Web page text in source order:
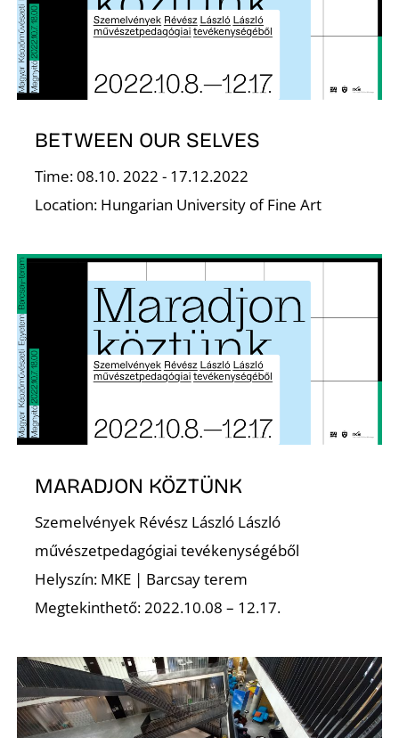
BETWEEN OUR SELVES
Time: 08.10. 2022 - 17.12.2022
Location: Hungarian University of Fine Art
MARADJON KÖZTÜNK
Szemelvények Révész László László
művészetpedagógiai tevékenységéből
Helyszín: MKE | Barcsay terem
Megtekinthető: 2022.10.08 – 12.17.